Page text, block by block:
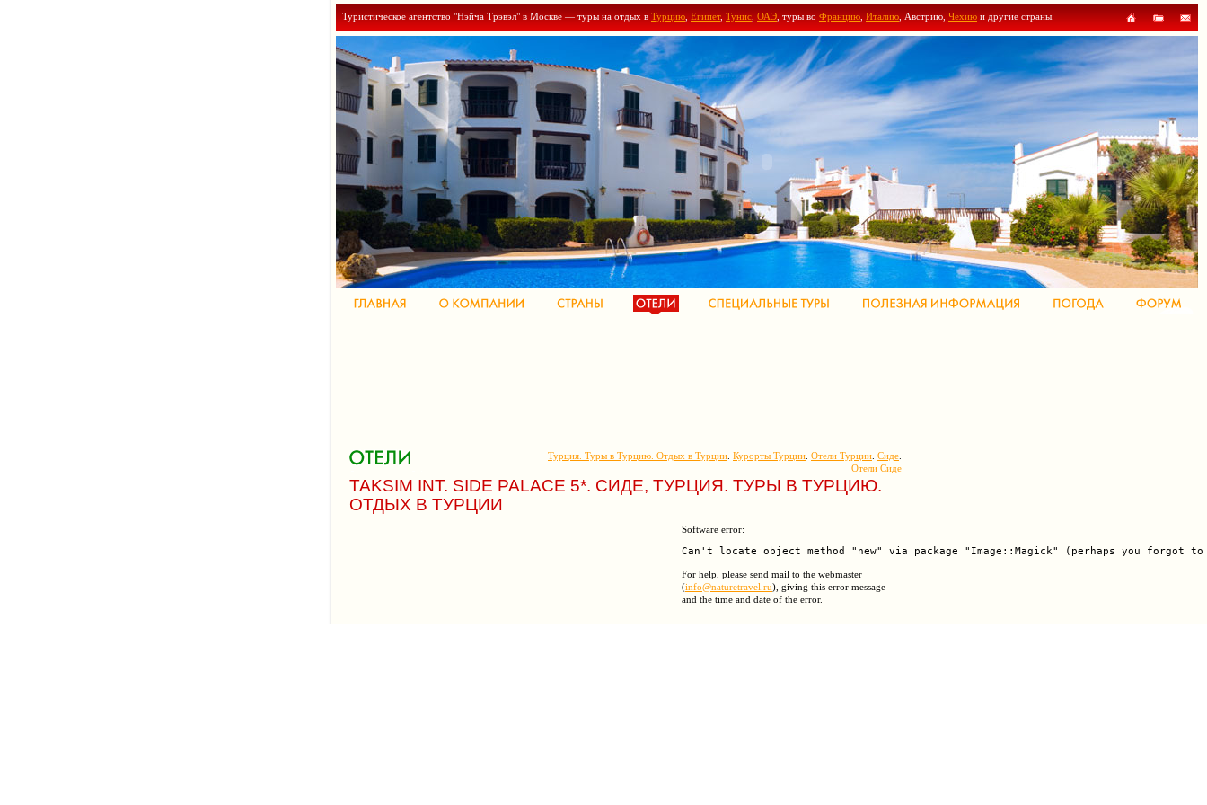
Туристическое агентство "Нэйча Трэвэл" в Москве — туры на отдых в Турцию Египет, Тунис ОАЭ , туры во Францию Италию , Австрию, Чехию и другие страны.
Турция. Туры в Турцию. Отдых в Турции Курорты Турции Отели Турции Сиде
Отели Сиде
TAKSIM INT. SIDE PALACE 5*. СИДЕ, ТУРЦИЯ. ТУРЫ В ТУРЦИЮ.
ОТДЫХ В ТУРЦИИ
Software error:
For help, please send mail to the webmaster
(info@naturetravel.ru), giving this error message
and the time and date of the error.